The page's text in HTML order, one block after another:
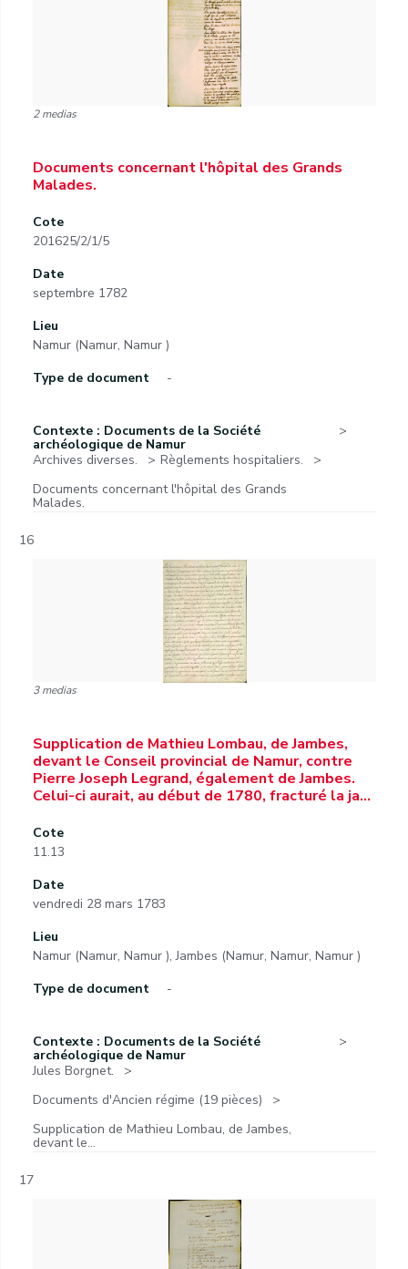
2 medias
Documents concernant l'hôpital des Grands
Malades.
Cote
201625/2/1/5
Date
septembre 1782
Lieu
Namur (Namur, Namur )
Type de document
-
Contexte : Documents de la Société
archéologique de Namur
Archives diverses.
Règlements hospitaliers.
Documents concernant l'hôpital des Grands
Malades.
16
3 medias
Supplication de Mathieu Lombau, de Jambes,
devant le Conseil provincial de Namur, contre
Pierre Joseph Legrand, également de Jambes.
Celui-ci aurait, au début de 1780, fracturé la ja…
Cote
11.13
Date
vendredi 28 mars 1783
Lieu
Namur (Namur, Namur ), Jambes (Namur, Namur, Namur )
Type de document
-
Contexte : Documents de la Société
archéologique de Namur
Jules Borgnet.
Documents d'Ancien régime (19 pièces)
Supplication de Mathieu Lombau, de Jambes,
devant le...
17